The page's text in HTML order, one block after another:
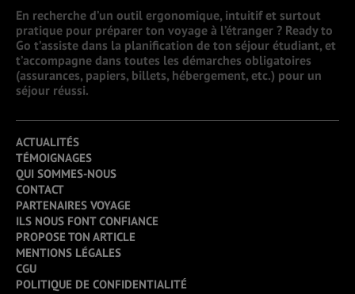
En recherche d’un outil ergonomique, intuitif et surtout
pratique pour préparer ton voyage à l’étranger ? Ready to
Go t’assiste dans la planification de ton séjour étudiant, et
t’accompagne dans toutes les démarches obligatoires
(assurances, papiers, billets, hébergement, etc.) pour un
séjour réussi.
ACTUALITÉS
TÉMOIGNAGES
QUI SOMMES-NOUS
CONTACT
PARTENAIRES VOYAGE
ILS NOUS FONT CONFIANCE
PROPOSE TON ARTICLE
MENTIONS LÉGALES
CGU
POLITIQUE DE CONFIDENTIALITÉ